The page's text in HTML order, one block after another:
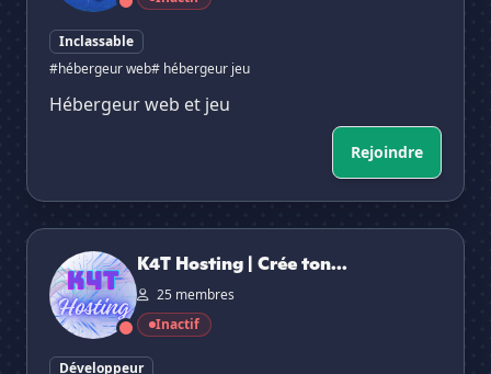
Inclassable
#hébergeur web# hébergeur jeu
Hébergeur web et jeu
Rejoindre
K4T Hosting | Crée ton bot !
K4T Hosting | Crée ton...
25 membres
Inactif
Développeur